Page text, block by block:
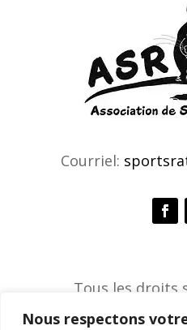
Nous respectons
Courriel:
Tous les droits
Agence